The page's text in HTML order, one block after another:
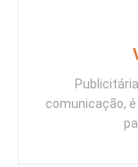
comunicação,